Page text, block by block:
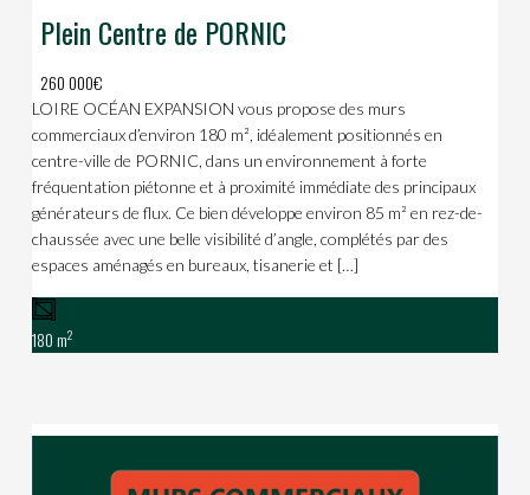
Plein Centre de PORNIC
260 000€
LOIRE OCÉAN EXPANSION vous propose des murs
commerciaux d’environ 180 m², idéalement positionnés en
centre-ville de PORNIC, dans un environnement à forte
fréquentation piétonne et à proximité immédiate des principaux
générateurs de flux. Ce bien développe environ 85 m² en rez-de-
chaussée avec une belle visibilité d’angle, complétés par des
espaces aménagés en bureaux, tisanerie et […]
180 m2